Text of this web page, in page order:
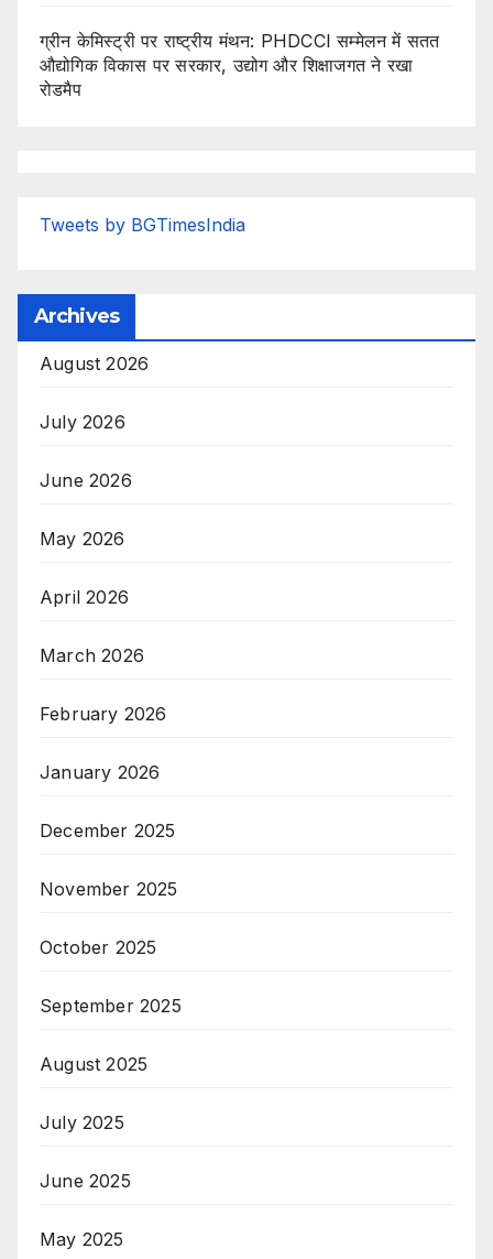
ग्रीन केमिस्ट्री पर राष्ट्रीय मंथन: PHDCCI सम्मेलन में सतत
औद्योगिक विकास पर सरकार, उद्योग और शिक्षाजगत ने रखा
रोडमैप
Tweets by BGTimesIndia
Archives
August 2026
July 2026
June 2026
May 2026
April 2026
March 2026
February 2026
January 2026
December 2025
November 2025
October 2025
September 2025
August 2025
July 2025
June 2025
May 2025